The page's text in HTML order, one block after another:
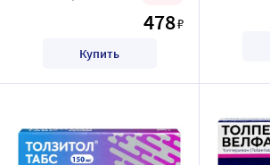
478₽
Купить